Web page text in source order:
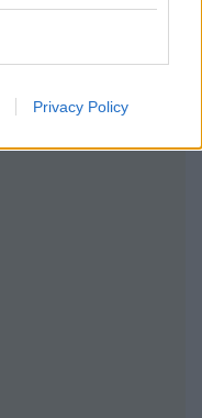
Privacy Policy